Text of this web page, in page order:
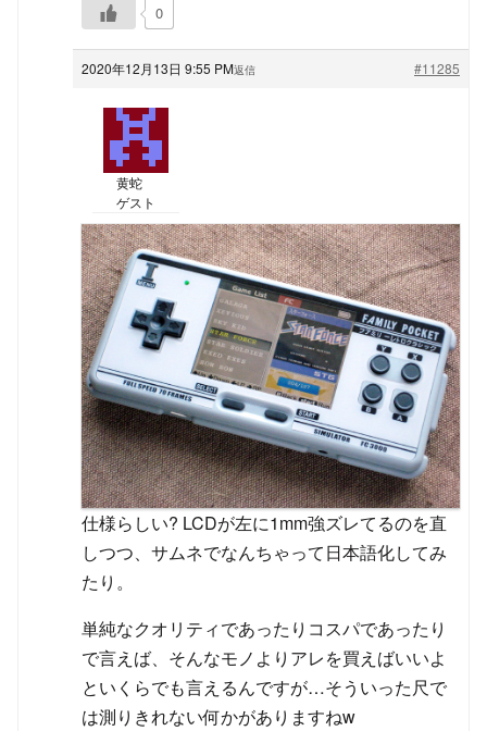
0
2020年12月13日 9:55 PM #11285
返信
黄蛇
ゲスト
仕様らしい? LCDが左に1mm強ズレてるのを直
しつつ、サムネでなんちゃって日本語化してみ
たり。
単純なクオリティであったりコスパであったり
で言えば、そんなモノよりアレを買えばいいよ
といくらでも言えるんですが…そういった尺で
は測りきれない何かがありますねw